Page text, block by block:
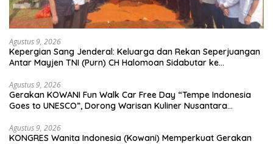
Agustus 9, 2026
Kepergian Sang Jenderal: Keluarga dan Rekan Seperjuangan
Antar Mayjen TNI (Purn) CH Halomoan Sidabutar ke
Agustus 9, 2026
Gerakan KOWANI Fun Walk Car Free Day “Tempe Indonesia
Goes to UNESCO”, Dorong Warisan Kuliner Nusantara
Agustus 9, 2026
KONGRES Wanita Indonesia (Kowani) Memperkuat Gerakan